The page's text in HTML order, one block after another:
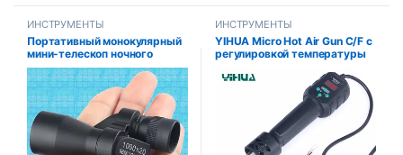
ИНСТРУМЕНТЫ
Портативный монокулярный
мини-телескоп ночного
видения с 8-кратным
увеличением
ИНСТРУМЕНТЫ
YIHUA Micro Hot Air Gun C/F с
регулировкой температуры
сварочная станция ЖК-
цифровой тепловой пистолет
BGA IC Инструменты для